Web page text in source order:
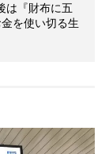
は『財布に五
を使い切る生